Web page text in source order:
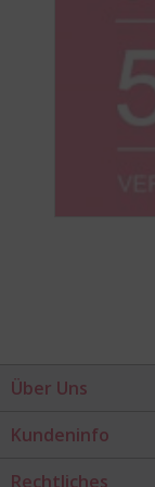
Über Uns
Kundeninfo
Rechtliches